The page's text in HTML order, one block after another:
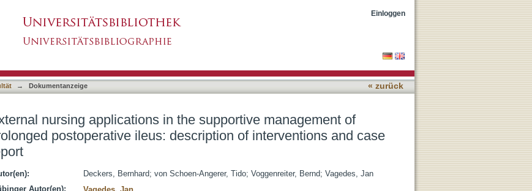
in the supportive management of prolonged postoperative ileus:
case report
Einloggen
→ Dokumentanzeige « zurück
nursing applications in the supportive management of
postoperative ileus: description of interventions and case
Deckers, Bernhard; von Schoen-Angerer, Tido; Voggenreiter, Bernd; Vagedes, Jan
Autor(en):